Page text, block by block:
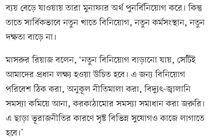
ব্যয় বেড়ে যাওয়ায় তারা মুনাফার অর্থ পুনর্বিনিয়োগ করে। কিন্তু
তাতে সার্বিকভাবে নতুন খাতে বিনিয়োগ, নতুন কর্মসংস্থান, নতুন
দক্ষতা বাড়ে না।
মাসরুর রিয়াজ বলেন, ‘নতুন বিনিয়োগ বাড়ানো যায়, সেটিই
আমাদের প্রধান লক্ষ্য হওয়া উচিত হবে। এ জন্য বিনিয়োগ
পরিবেশ ঠিক করা, অনুকূল নীতিমালা করা, বিদ্যুৎ-জ্বালানি
সমস্যা কমিয়ে আনা, করকাঠামোর সমস্যা সমাধান করা জরুরি।
এ ছাড়া ভূরাজনীতির কারণে সৃষ্ট বিভিন্ন সুযোগও কাজে লাগাতে
হবে।’